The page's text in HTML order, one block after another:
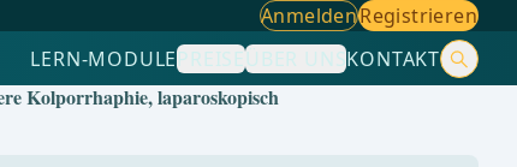
AnmeldenRegistrieren
LERN-MODULEPREISEÜBER UNSKONTAKT
Kolporrhaphie, laparoskopisch